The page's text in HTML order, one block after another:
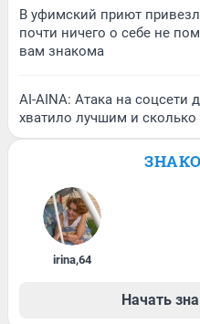
В уфимский приют
почти ничего о себе не
вам знакома
AI-AINA: Атака на соцсети
хватило лучшим и сколько
irina,64
Начать